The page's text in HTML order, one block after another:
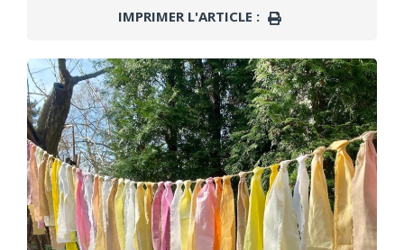
IMPRIMER L'ARTICLE : IMPRIMER